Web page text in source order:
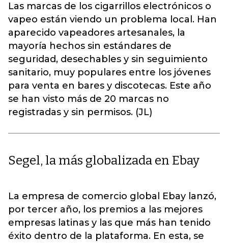
Las marcas de los cigarrillos electrónicos o
vapeo están viendo un problema local. Han
aparecido vapeadores artesanales, la
mayoría hechos sin estándares de
seguridad, desechables y sin seguimiento
sanitario, muy populares entre los jóvenes
para venta en bares y discotecas. Este año
se han visto más de 20 marcas no
registradas y sin permisos. (JL)
Segel, la más globalizada en Ebay
La empresa de comercio global Ebay lanzó,
por tercer año, los premios a las mejores
empresas latinas y las que más han tenido
éxito dentro de la plataforma. En esta, se